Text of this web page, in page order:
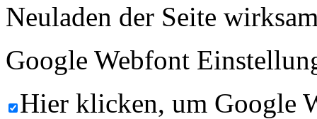
Neuladen der Seite
Google Webfont
Hier klicken, um Google